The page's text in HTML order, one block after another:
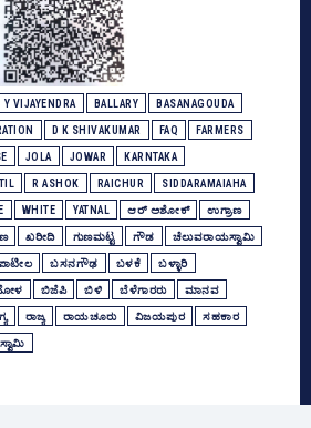
Y VIJAYENDRA BALLARY BASANAGOUDA
D K SHIVAKUMAR FAQ FARMERS
JOLA JOWAR KARNTAKA
R ASHOK RAICHUR SIDDARAMAIAHA
WHITE YATNAL ಆರ್‌ ಅಶೋಕ್‌ ಉಗ್ರಾಣ
ಖರೀದಿ ಗುಣಮಟ್ಟ ಗೌಡ ಚೆಲುವರಾಯಸ್ವಾಮಿ
ಬಸನಗೌಢ ಬಳಕೆ ಬಳ್ಳಾರಿ
ಬಿಜೆಪಿ ಬಿಳಿ ಬೆಳೆಗಾರರು ಮಾನವ
ರಾಜ್ಯ ರಾಯಚೂರು ವಿಜಯಪುರ ಸಹಕಾರ